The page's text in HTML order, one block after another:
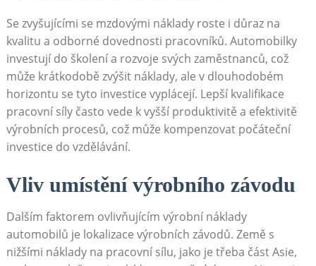
Se ⁣zvyšujícími se mzdovými náklady roste i ⁢důraz na
kvalitu a odborné dovednosti pracovníků. Automobilky
investují do školení a rozvoje svých zaměstnanců, což
může krátkodobě zvýšit náklady, ale v dlouhodobém
horizontu se tyto investice⁢ vyplácejí. Lepší kvalifikace
pracovní síly často‌ vede k vyšší⁢ produktivitě a efektivitě
výrobních procesů, což může kompenzovat počáteční ​
investice do vzdělávání.
Vliv‌ umístění výrobního závodu
Dalším faktorem ovlivňujícím výrobní náklady
automobilů je lokalizace výrobních závodů. Země s‍
nižšími ⁤náklady na pracovní ‌sílu, jako je třeba část Asie,